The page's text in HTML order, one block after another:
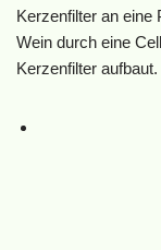
Kerzenfilter an eine
Wein durch eine
Kerzenfilter aufbaut.